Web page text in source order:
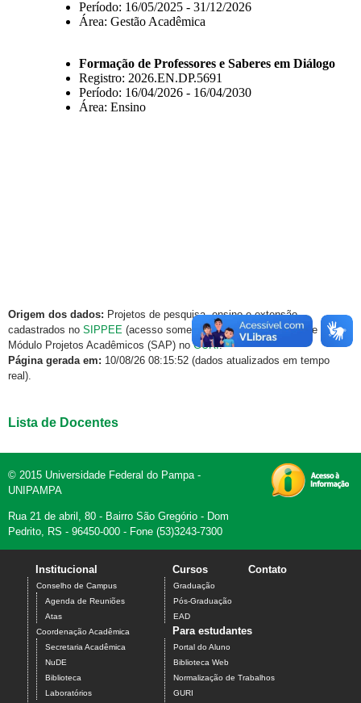
Origem dos dados: Projetos de pesquisa, ensino e extensão
cadastrados no SIPPEE (acesso somente via rede institucional) e
Módulo Projetos Acadêmicos (SAP) noGURI.
Página gerada em: 10/08/26 08:15:52 (dados atualizados em tempo
real).
Lista de Docentes
© 2015 Universidade Federal do Pampa -
UNIPAMPA
Rua 21 de abril, 80 - Bairro São Gregório - Dom
Pedrito, RS - 96450-000 - Fone (53)3243-7300
Institucional
Conselho de Campus
Agenda de Reuniões
Atas
Coordenação Acadêmica
Secretaria Acadêmica
NuDE
Biblioteca
Laboratórios
Cursos
Graduação
Pós-Graduação
EAD
Contato
Para estudantes
Portal do Aluno
Biblioteca Web
Normalização de Trabalhos
GURI